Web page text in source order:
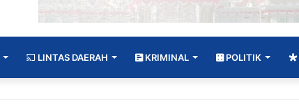
LINTAS DAERAH KRIMINAL POLITIK